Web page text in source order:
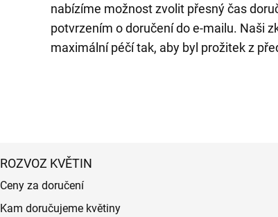
nabízíme možnost zvolit přesný čas
potvrzením o doručení do e-mailu. Naši
maximální péčí tak, aby byl prožitek z
ROZVOZ KVĚTIN
Ceny za doručení
Kam doručujeme květiny